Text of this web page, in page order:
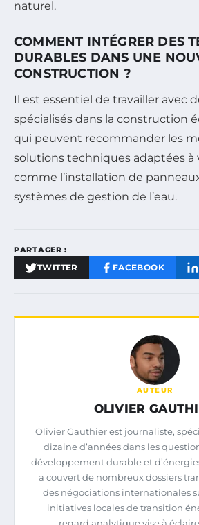
naturel.
COMMENT INTÉGRER DES
DURABLES DANS UNE
CONSTRUCTION ?
Il est essentiel de travailler avec
spécialisés dans la construction
qui peuvent recommander les
solutions techniques adaptées à
comme l’installation de
systèmes de gestion de l’eau.
PARTAGER :
TWITTER FACEBOOK
AUTEUR
OLIVIER
Olivier Gauthier est journaliste,
dizaine d’années dans les
développement durable et
a couvert de nombreux dossiers
des négociations internationales
initiatives locales de transition